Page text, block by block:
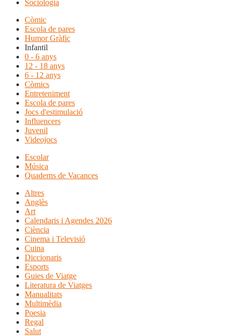
Sociologia
Còmic
Escola de pares
Humor Gràfic
Infantil
0 - 6 anys
12 - 18 anys
6 - 12 anys
Còmics
Entreteniment
Escola de pares
Jocs d'estimulació
Influencers
Juvenil
Videojocs
Escolar
Música
Quaderns de Vacances
Altres
Anglès
Art
Calendaris i Agendes 2026
Ciència
Cinema i Televisió
Cuina
Diccionaris
Esports
Guies de Viatge
Literatura de Viatges
Manualitats
Multimèdia
Poesia
Regal
Salut